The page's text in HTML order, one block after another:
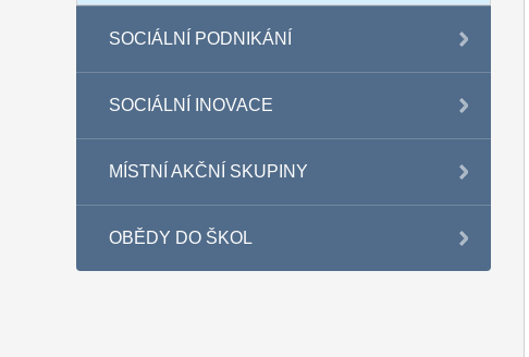
SOCIÁLNÍ PODNIKÁNÍ
SOCIÁLNÍ INOVACE
MÍSTNÍ AKČNÍ SKUPINY
OBĚDY DO ŠKOL